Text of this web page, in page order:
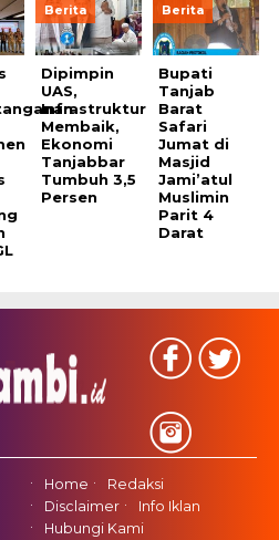
Berita
Dipimpin
UAS,
Infrastruktur
Membaik,
Ekonomi
Tanjabbar
Tumbuh 3,5
Persen
Berita
Bupati
Tanjab
Barat
Safari
Jumat di
Masjid
Jami’atul
Muslimin
Parit 4
Darat
Home
Redaksi
Disclaimer
Info Iklan
Hubungi Kami